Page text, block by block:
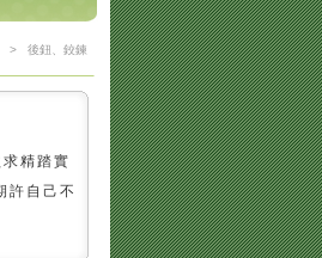
> 後鈕、鉸鍊
精踏實
許自己不